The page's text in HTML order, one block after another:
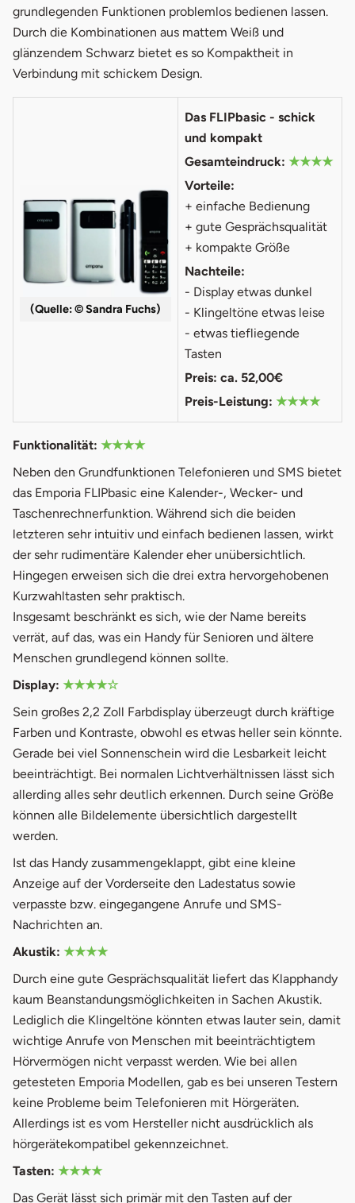
grundlegenden Funktionen problemlos bedienen lassen.
Durch die Kombinationen aus mattem Weiß und
glänzendem Schwarz bietet es so Kompaktheit in
Verbindung mit schickem Design.
(Quelle: © Sandra Fuchs)
Das FLIPbasic - schick
und kompakt
Gesamteindruck: ★★★★
Vorteile:
+ einfache Bedienung
+ gute Gesprächsqualität
+ kompakte Größe
Nachteile:
- Display etwas dunkel
- Klingeltöne etwas leise
- etwas tiefliegende
Tasten
Preis: ca. 52,00€
Preis-Leistung: ★★★★
Funktionalität: ★★★★
Neben den Grundfunktionen Telefonieren und SMS bietet
das Emporia FLIPbasic eine Kalender-, Wecker- und
Taschenrechnerfunktion. Während sich die beiden
letzteren sehr intuitiv und einfach bedienen lassen, wirkt
der sehr rudimentäre Kalender eher unübersichtlich.
Hingegen erweisen sich die drei extra hervorgehobenen
Kurzwahltasten sehr praktisch.
Insgesamt beschränkt es sich, wie der Name bereits
verrät, auf das, was ein Handy für Senioren und ältere
Menschen grundlegend können sollte.
Display: ★★★★☆
Sein großes 2,2 Zoll Farbdisplay überzeugt durch kräftige
Farben und Kontraste, obwohl es etwas heller sein könnte.
Gerade bei viel Sonnenschein wird die Lesbarkeit leicht
beeinträchtigt. Bei normalen Lichtverhältnissen lässt sich
allerding alles sehr deutlich erkennen. Durch seine Größe
können alle Bildelemente übersichtlich dargestellt
werden.
Ist das Handy zusammengeklappt, gibt eine kleine
Anzeige auf der Vorderseite den Ladestatus sowie
verpasste bzw. eingegangene Anrufe und SMS-
Nachrichten an.
Akustik: ★★★★
Durch eine gute Gesprächsqualität liefert das Klapphandy
kaum Beanstandungsmöglichkeiten in Sachen Akustik.
Lediglich die Klingeltöne könnten etwas lauter sein, damit
wichtige Anrufe von Menschen mit beeinträchtigtem
Hörvermögen nicht verpasst werden. Wie bei allen
getesteten Emporia Modellen, gab es bei unseren Testern
keine Probleme beim Telefonieren mit Hörgeräten.
Allerdings ist es vom Hersteller nicht ausdrücklich als
hörgerätekompatibel gekennzeichnet.
Tasten: ★★★★
Das Gerät lässt sich primär mit den Tasten auf der